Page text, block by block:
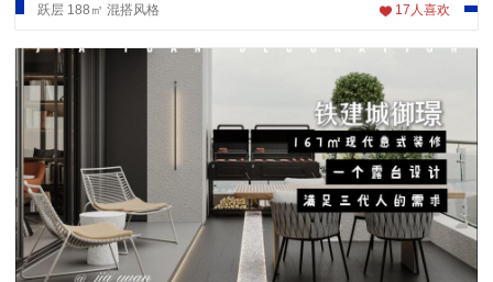
跃层 188㎡混搭风格 17 人喜欢